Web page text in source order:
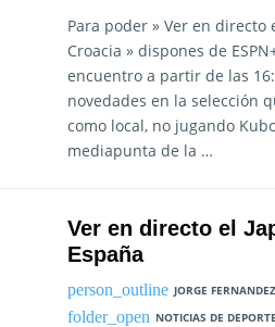
Para poder » Ver en directo
Croacia » dispones de
encuentro a partir de las
novedades en la selección
como local, no jugando
mediapunta de la …
Ver en directo el
España
JORGE FERNANDEZ
NOTICIAS DE DEPORTE